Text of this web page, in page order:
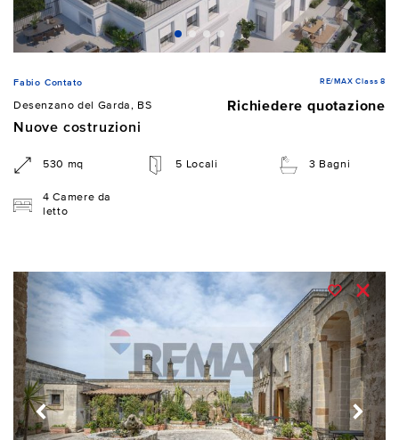
Fabio Contato RE/MAX Class 8
Desenzano del Garda, BS
Richiedere quotazione
Nuove costruzioni
530 mq 5 Locali 3 Bagni
4 Camere da
letto